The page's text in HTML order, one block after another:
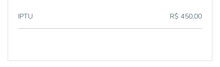
IPTU R$ 450,00